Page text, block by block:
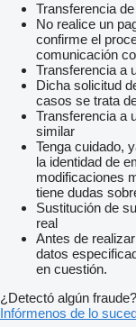
Transferencia
No realice un
confirme el
comunicación
Transferencia a
Dicha solicitud
casos se trata
Transferencia a
similar
Tenga cuidado,
la identidad de
modificaciones
tiene dudas
Sustitución de
real
Antes de
datos
en cuestión.
¿Detectó algún fraude?
Infórmenos de lo